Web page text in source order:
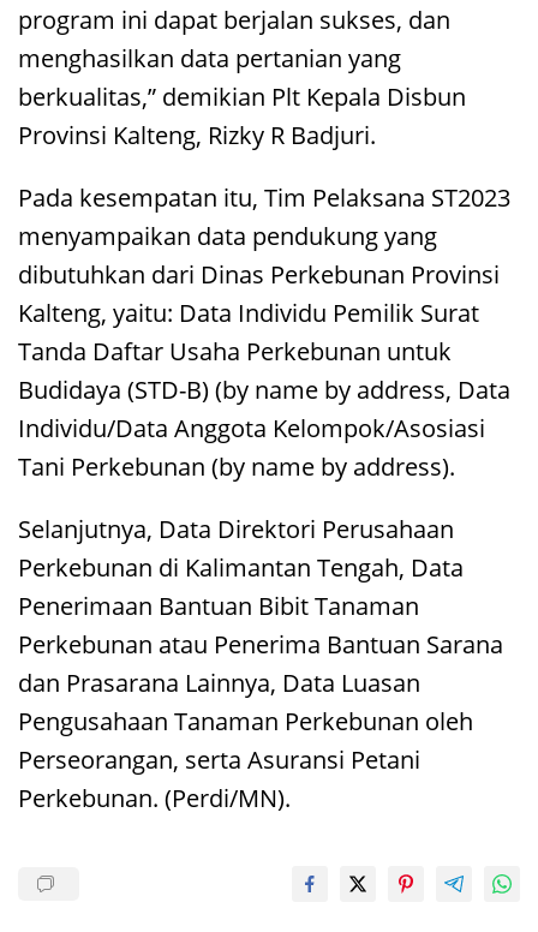
program ini dapat berjalan sukses, dan
menghasilkan data pertanian yang
berkualitas,” demikian Plt Kepala Disbun
Provinsi Kalteng, Rizky R Badjuri.
Pada kesempatan itu, Tim Pelaksana ST2023
menyampaikan data pendukung yang
dibutuhkan dari Dinas Perkebunan Provinsi
Kalteng, yaitu: Data Individu Pemilik Surat
Tanda Daftar Usaha Perkebunan untuk
Budidaya (STD-B) (by name by address, Data
Individu/Data Anggota Kelompok/Asosiasi
Tani Perkebunan (by name by address).
Selanjutnya, Data Direktori Perusahaan
Perkebunan di Kalimantan Tengah, Data
Penerimaan Bantuan Bibit Tanaman
Perkebunan atau Penerima Bantuan Sarana
dan Prasarana Lainnya, Data Luasan
Pengusahaan Tanaman Perkebunan oleh
Perseorangan, serta Asuransi Petani
Perkebunan. (Perdi/MN).